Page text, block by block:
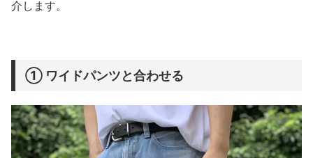
介します。
① ワイドパンツと合わせる